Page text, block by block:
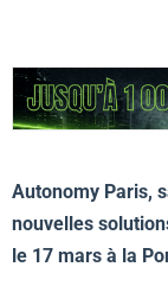
Autonomy Paris,
nouvelles
le 17 mars à la